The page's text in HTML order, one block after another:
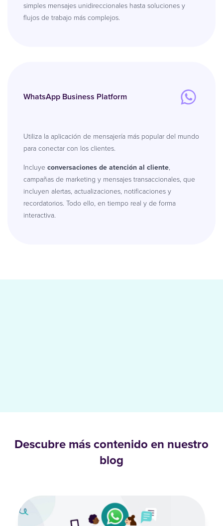
simples mensajes unidireccionales hasta soluciones y
flujos de trabajo más complejos.
WhatsApp Business Platform
Utiliza la aplicación de mensajería más popular del mundo
para conectar con los clientes.
Incluye conversaciones de atención al cliente,
campañas de marketing y mensajes transaccionales, que
incluyen alertas, actualizaciones, notificaciones y
recordatorios. Todo ello, en tiempo real y de forma
interactiva.
Descubre más contenido en nuestro
blog